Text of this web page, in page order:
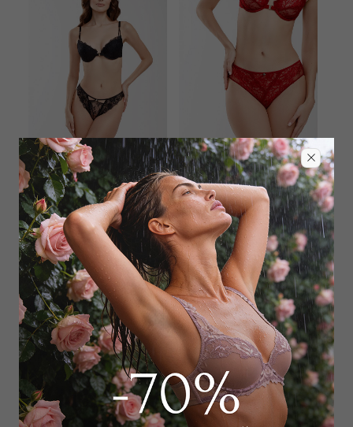
WILD ORCHID
Трусы стринг
4 500₽ 6 000₽
WILD ORCHID
Трусы слип
5 400₽ 7 000 ₽
+ 1 цвет